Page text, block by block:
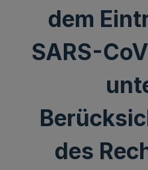
dem
SARS-
des